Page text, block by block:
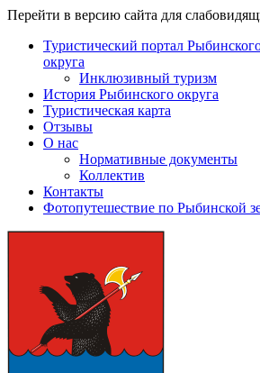
Перейти в версию сайта для
Туристический портал
округа
Инклюзивный туризм
История Рыбинского округа
Туристическая карта
Отзывы
О нас
Нормативные документы
Коллектив
Контакты
Фотопутешествие по Рыбинской